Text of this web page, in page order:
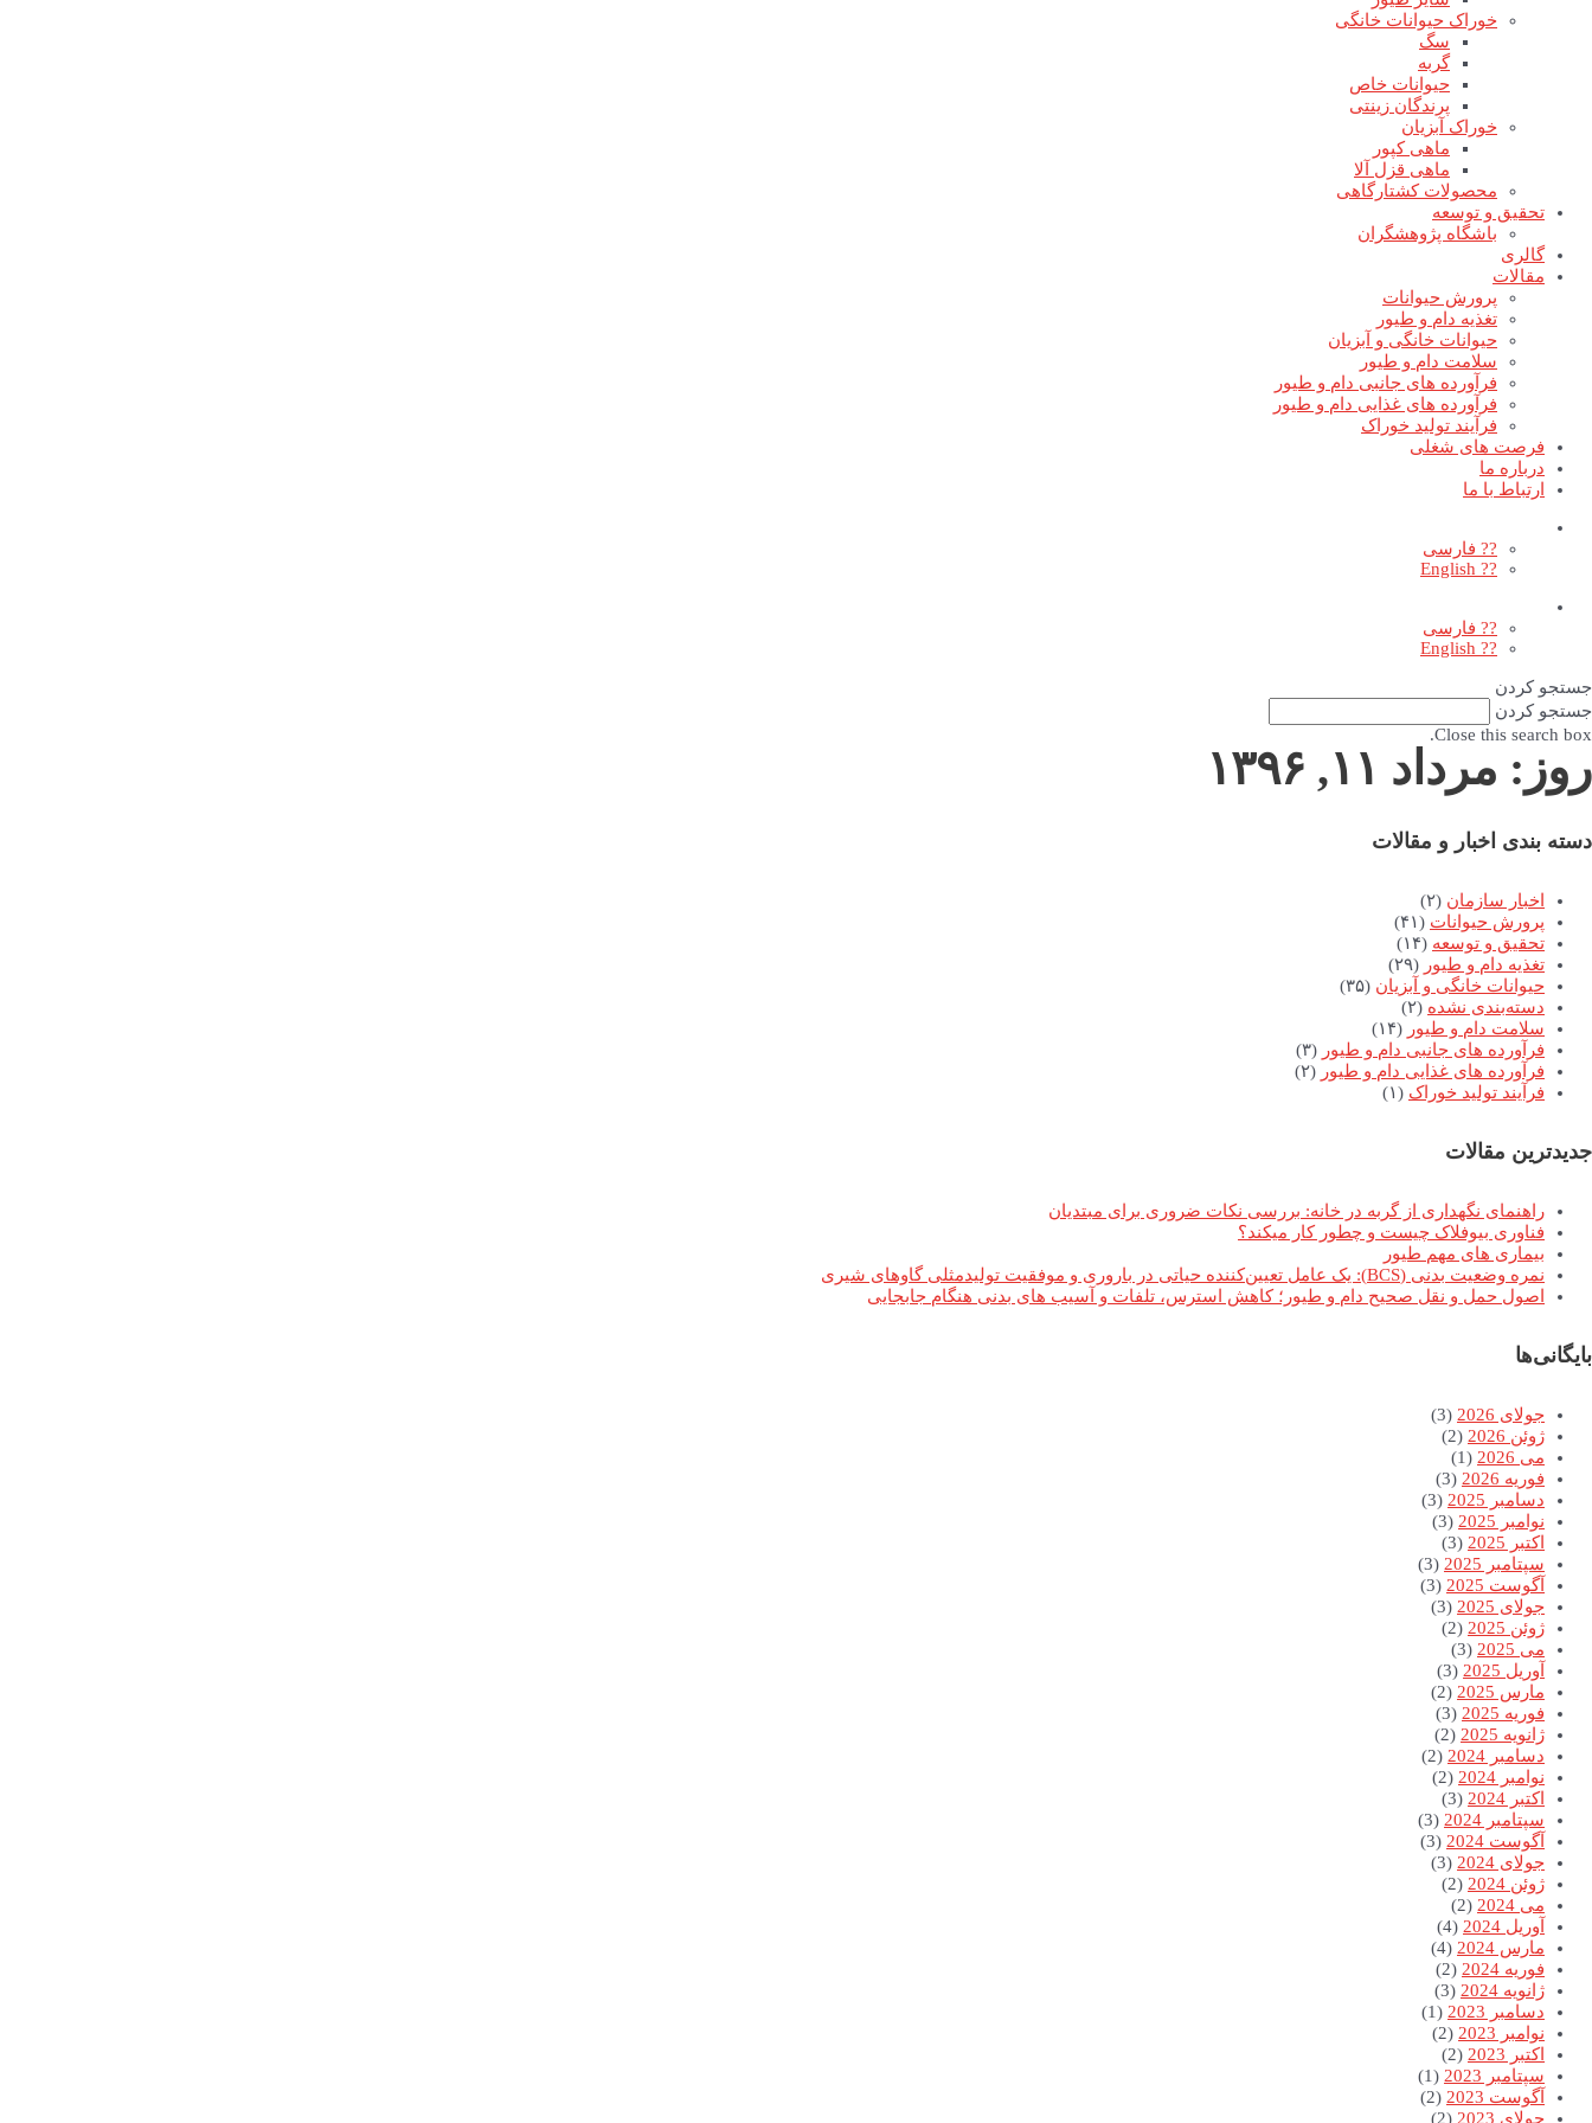
خوراک حیوانات خانگی
سگ
گربه
حیوانات خاص
پرندگان زینتی
خوراک آبزیان
ماهی کپور
ماهی قزل آلا
محصولات کشتارگاهی
تحقیق و توسعه
باشگاه پژوهشگران
گالری
مقالات
پرورش حیوانات
تغذیه دام و طیور
حیوانات خانگی و آبزیان
سلامت دام و طیور
فرآورده های جانبی دام و طیور
فرآورده های غذایی دام و طیور
فرآیند تولید خوراک
فرصت های شغلی
درباره ما
ارتباط با ما
?? فارسی
?? English
?? فارسی
?? English
جستجو کردن
جستجو کردن
Close this search box.
روز: مرداد ۱۱, ۱۳۹۶
دسته بندی اخبار و مقالات
اخبار سازمان (۲)
پرورش حیوانات (۴۱)
تحقیق و توسعه (۱۴)
تغذیه دام و طیور (۲۹)
حیوانات خانگی و آبزیان (۳۵)
دسته‌بندی نشده (۲)
سلامت دام و طیور (۱۴)
فرآورده های جانبی دام و طیور (۳)
فرآورده های غذایی دام و طیور (۲)
فرآیند تولید خوراک (۱)
جدیدترین مقالات
راهنمای نگهداری از گربه در خانه: بررسی نکات ضروری برای مبتدیان
فناوری بیوفلاک چیست و چطور کار میکند؟
بیماری های مهم طیور
نمره وضعیت بدنی (BCS): یک عامل تعیین‌کننده حیاتی در باروری و موفقیت تولیدمثلی گاوهای شیری
اصول حمل و نقل صحیح دام و طیور؛ کاهش استرس، تلفات و آسیب های بدنی هنگام جابجایی
بایگانی‌ها
جولای 2026
(3)
ژوئن 2026
(2)
می 2026
(1)
فوریه 2026
(3)
دسامبر 2025
(3)
نوامبر 2025
(3)
اکتبر 2025
(3)
سپتامبر 2025
(3)
آگوست 2025
(3)
جولای 2025
(3)
ژوئن 2025
(2)
می 2025
(3)
آوریل 2025
(3)
مارس 2025
(2)
فوریه 2025
(3)
ژانویه 2025
(2)
دسامبر 2024
(2)
نوامبر 2024
(2)
اکتبر 2024
(3)
سپتامبر 2024
(3)
آگوست 2024
(3)
جولای 2024
(3)
ژوئن 2024
(2)
می 2024
(2)
آوریل 2024
(4)
مارس 2024
(4)
فوریه 2024
(2)
ژانویه 2024
(3)
دسامبر 2023
(1)
نوامبر 2023
(2)
اکتبر 2023
(2)
سپتامبر 2023
(1)
آگوست 2023
(2)
جولای 2023
(2)